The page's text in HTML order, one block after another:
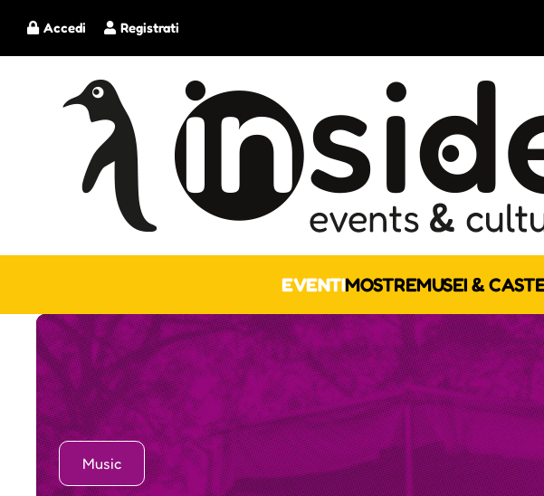
Registrati
Accedi
EVENTIMOSTREMUSEI &
Music